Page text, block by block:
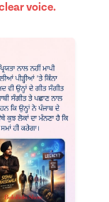
voice.